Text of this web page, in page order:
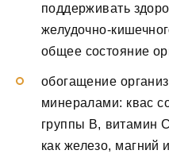
поддерживать
желудочно-
общее состояние
обогащение
минералами: квас
группы B, витамин
как железо, магний